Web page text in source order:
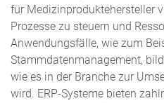
für Medizinproduktehersteller
Prozesse zu steuern und
Anwendungsfälle, wie zum
Stammdatenmanagement,
wie es in der Branche zur
wird. ERP-Systeme bieten